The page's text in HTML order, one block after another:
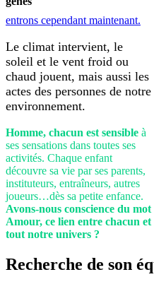
entrons cependant maintenant.
Le climat intervient, le
soleil et le vent froid ou
chaud jouent, mais aussi les
actes des personnes de notre
environnement.
Homme, chacun est sensible à
ses sensations dans toutes ses
activités. Chaque enfant
découvre sa vie par ses parents,
instituteurs, entraîneurs, autres
joueurs…dès sa petite enfance.
Avons-nous conscience du mot
Amour, ce lien entre chacun et
tout notre univers ?
Recherche de son